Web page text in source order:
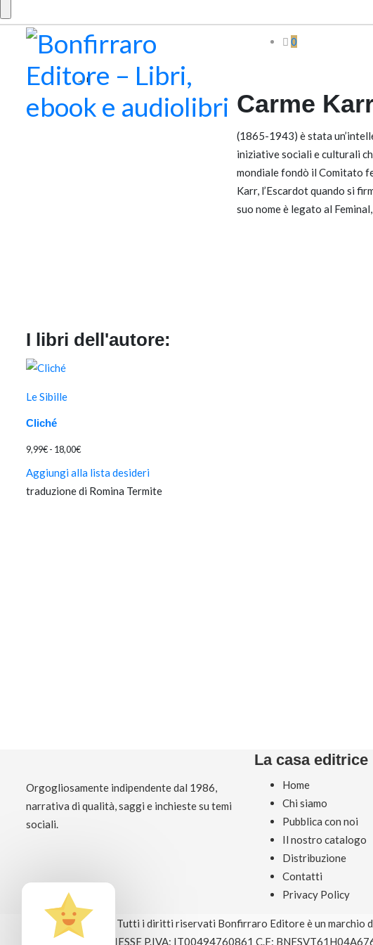
0
Carme
(1865-1943) è stata
iniziative sociali e culturali
mondiale fondò il Comitato
Karr, l’Escardot quando si
suo nome è legato al
I libri dell'autore:
Le Sibille
Cliché
9,99€- 18,00€Fascia
di
prezzo:
Aggiungi alla lista desideri
traduzione di Romina Termite
Orgogliosamente indipendente dal 1986,
narrativa di qualità, saggi e inchieste su temi
sociali.
La casa editrice
Home
Chi siamo
Pubblica con noi
Il nostro catalogo
Distribuzione
Contatti
Privacy Policy
© Copyright 2026 Tutti i diritti riservati Bonfirraro Editore è un marchio
EDITRICE BOSE GIESSE P.IVA: IT00494760861 C.F: